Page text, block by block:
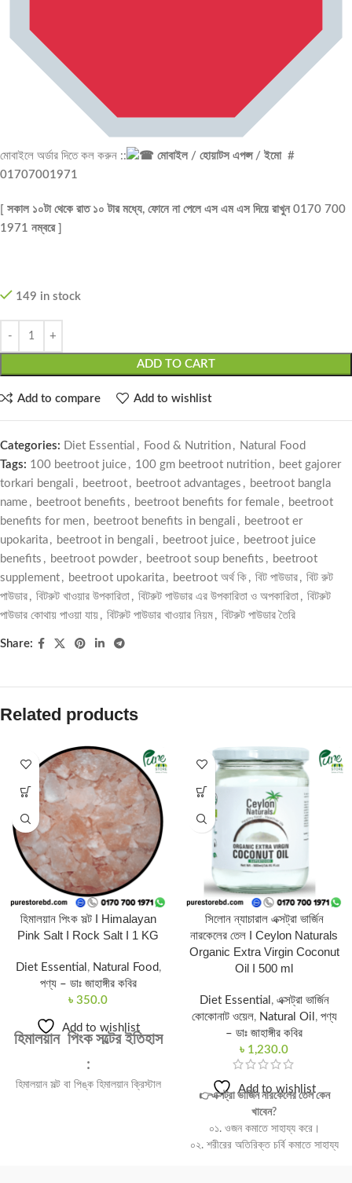
মোবাইলে অর্ডার দিতে কল করুন ::
মোবাইল / হোয়াটস এপপ্স / ইমো #
01707001971
[ সকাল ১০টা থেকে রাত ১০ টার মধ্যে, ফোনে না পেলে এস এম এস দিয়ে রাখুন 0170 700
1971 নম্বরে ]
149 in stock
ADD TO CART
Add to compare Add to wishlist
Categories: Diet Essential , Food & Nutrition , Natural Food
Tags: 100 beetroot juice , 100 gm beetroot nutrition , beet gajorer
torkari bengali , beetroot , beetroot advantages , beetroot bangla
name , beetroot benefits , beetroot benefits for female , beetroot
benefits for men , beetroot benefits in bengali , beetroot er
upokarita , beetroot in bengali , beetroot juice , beetroot juice
benefits , beetroot powder , beetroot soup benefits , beetroot
supplement , beetroot upokarita , beetroot অর্থ কি , বিট পাউডার , বিট রুট
পাউডার , বিটরুট খাওয়ার উপকারিতা , বিটরুট পাউডার এর উপকারিতা ও অপকারিতা , বিটরুট
পাউডার কোথায় পাওয়া যায় , বিটরুট পাউডার খাওয়ার নিয়ম , বিটরুট পাউডার তৈরি
Share:
Related products
হিমালয়ান পিংক সল্ট I Himalayan
Pink Salt I Rock Salt I 1 KG
Diet Essential , Natural Food,
পণ্য – ডাঃ জাহাঙ্গীর কবির
৳ 350.0
Add to wishlist
হিমালয়ান পিংক সল্টের ইতিহাস
:
হিমালয়ান সল্ট বা পিঙ্ক হিমালয়ান ক্রিস্টাল
সিলোন ন্যাচারাল এক্সট্রা ভার্জিন
নারকেলের তেল I Ceylon Naturals
Organic Extra Virgin Coconut
Oil I 500 ml
Diet Essential , এক্সট্রা ভার্জিন
কোকোনাট ওয়েল, Natural Oil , পণ্য
– ডাঃ জাহাঙ্গীর কবির
৳ 1,230.0
Add to wishlist
👉এক্সট্রা ভার্জিন নারকেলের তেল কেন
খাবেন?
০১. ওজন কমাতে সাহায্য করে।
০২. শরীরের অতিরিক্ত চর্বি কমাতে সাহায্য